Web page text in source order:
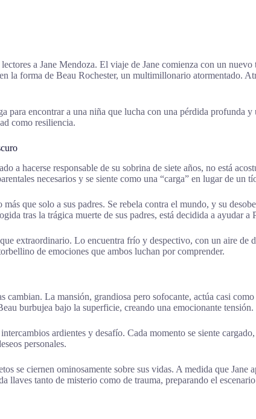
a Jane Mendoza. El viaje de Jane comienza con un
la forma de Beau Rochester, un multimillonario atormentado.
para encontrar a una niña que lucha con una pérdida profunda
como resiliencia.
a hacerse responsable de su sobrina de siete años, no está
necesarios y se siente como una “carga” en lugar de un
que solo a sus padres. Se rebela contra el mundo, y su
tras la trágica muerte de sus padres, está decidida a ayudar a
extraordinario. Lo encuentra frío y despectivo, con un aire de
de emociones que ambos luchan por comprender.
cambian. La mansión, grandiosa pero sofocante, actúa casi
burbujea bajo la superficie, creando una emocionante tensión.
ardientes y desafío. Cada momento se siente
personales.
se ciernen ominosamente sobre sus vidas. A medida que
llaves tanto de misterio como de trauma, preparando el